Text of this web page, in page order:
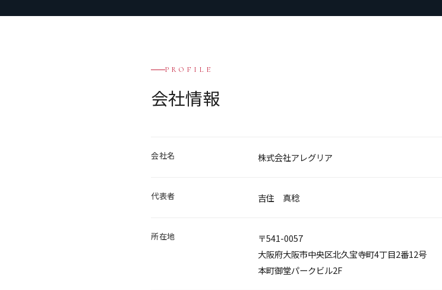
PROFILE
会社情報
会社名 株式会社アレグリア
代表者 吉住 真稔
所在地
〒541-0057
大阪府大阪市中央区北久宝寺町4丁目2番12号
本町御堂パークビル2F